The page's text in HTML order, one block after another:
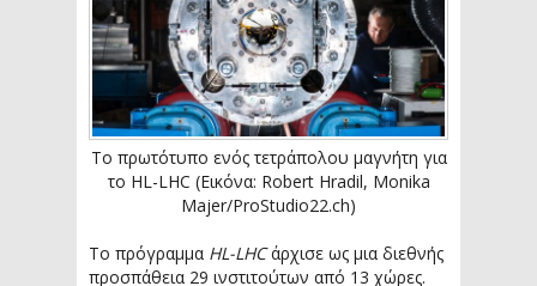
Το πρωτότυπο ενός τετράπολου μαγνήτη για
το HL-LHC (Εικόνα: Robert Hradil, Monika
Majer/ProStudio22.ch)
Το πρόγραμμα HL-LHCάρχισε ως μια διεθνής
προσπάθεια 29 ινστιτούτων από 13 χώρες.